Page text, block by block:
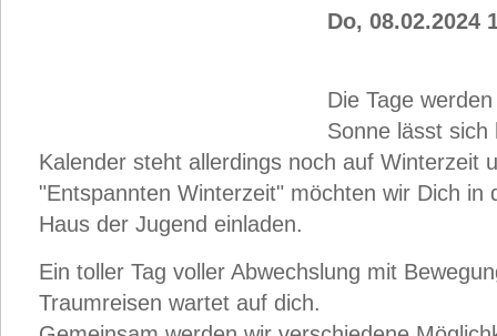
Do, 08.02.2024
Die Tage
Sonne lässt sich
Kalender steht allerdings noch auf Winterzeit
"Entspannten Winterzeit" möchten wir Dich in
Haus der Jugend einladen.
Ein toller Tag voller Abwechslung mit
Traumreisen wartet auf dich.